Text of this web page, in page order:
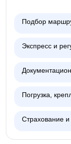
Подбор
Экспресс и
Погрузка,
Страхование и